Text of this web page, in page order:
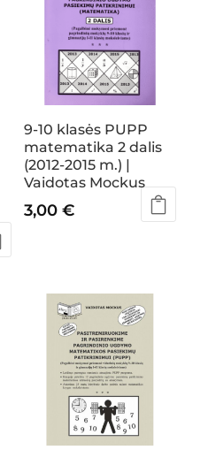
9-10 klasės PUPP
matematika 2 dalis
(2012-2015 m.) |
Vaidotas Mockus
3,00€